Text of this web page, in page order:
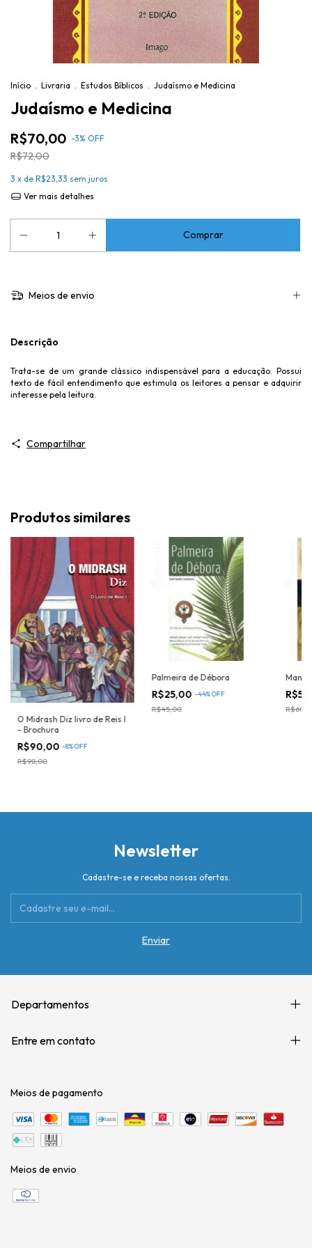
Início . Livraria . Estudos Bíblicos . Judaísmo e Medicina
Judaísmo e Medicina
R$70,00 -3% OFF
R$72,00
3 x de R$23,33 sem juros
Ver mais detalhes
Meios de envio
Descrição
Trata-se de um grande clássico indispensável para a educação. Possui
texto de fácil entendimento que estimula os leitores a pensar e adquirir
interesse pela leitura.
Compartilhar
Produtos similares
O Midrash Diz livro de Reis I
- Brochura
R$90,00 -8%OFF
R$98,00
Palmeira de Débora
R$25,00 -44%OFF
R$45,00
Newsletter
Cadastre-se e receba nossas ofertas.
Departamentos
Entre em contato
Meios de pagamento
Meios de envio